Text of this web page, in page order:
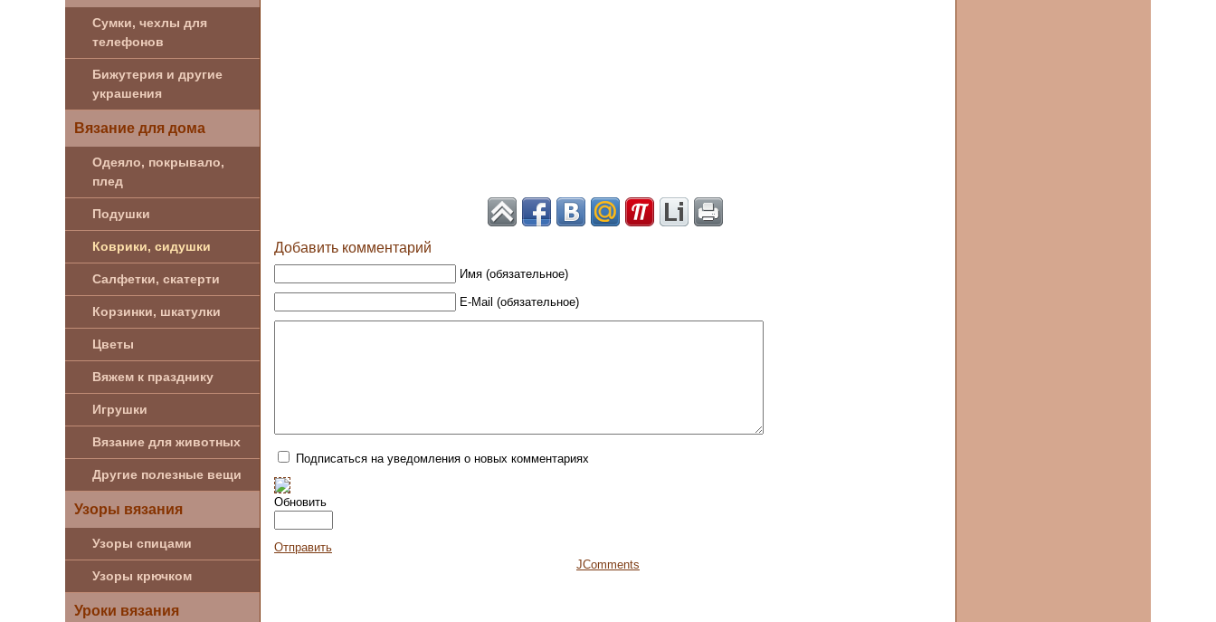
Сумки, чехлы для
телефонов
Бижутерия и другие
украшения
Вязание для дома
Одеяло, покрывало,
плед
Подушки
Коврики, сидушки
Салфетки, скатерти
Корзинки, шкатулки
Цветы
Вяжем к празднику
Игрушки
Вязание для животных
Другие полезные вещи
Узоры вязания
Узоры спицами
Узоры крючком
Уроки вязания
Добавить комментарий
Имя (обязательное)
E-Mail (обязательное)
Подписаться на уведомления о новых комментариях
Обновить
Отправить
JComments